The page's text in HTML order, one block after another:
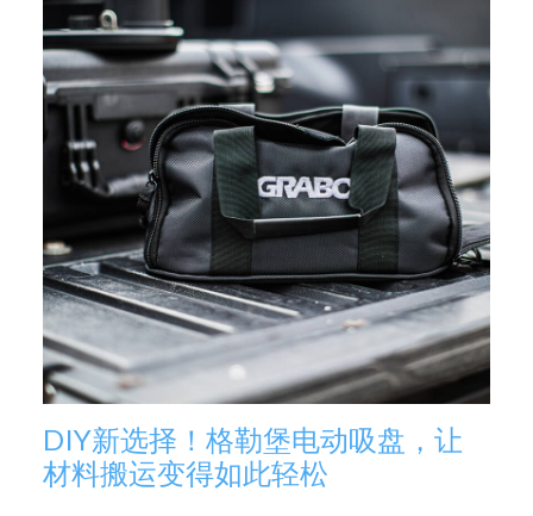
DIY新选择！格勒堡电动吸盘，让
材料搬运变得如此轻松